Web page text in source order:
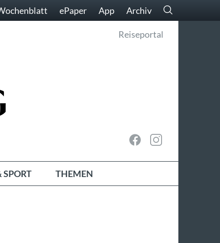
ePaper App Archiv
Reiseportal
SPORT THEMEN